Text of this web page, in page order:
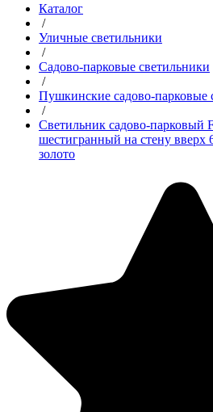
Каталог
/
Уличные светильники
/
Садово-парковые светильники
/
Пушкинские садово-парковые
/
Светильник садово-парковый
шестигранный на стену вверх
золото